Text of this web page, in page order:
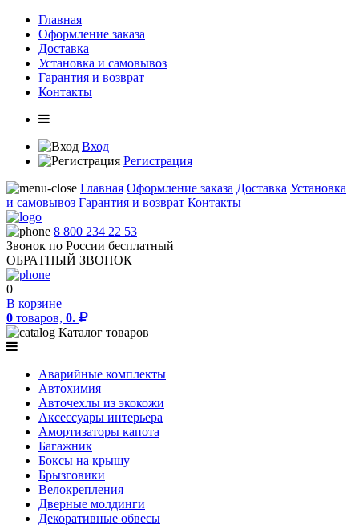
Главная
Оформление заказа
Доставка
Установка и самовывоз
Гарантия и возврат
Контакты
Вход
Регистрация
Главная Оформление заказа Доставка Установка
и самовывоз Гарантия и возврат Контакты
8 800 234 22 53
Звонок по России бесплатный
ОБРАТНЫЙ ЗВОНОК
0
В корзине
0 товаров, 0.
Каталог товаров
Аварийные комплекты
Автохимия
Авточехлы из экокожи
Аксессуары интерьера
Амортизаторы капота
Багажник
Боксы на крышу
Брызговики
Велокрепления
Дверные молдинги
Декоративные обвесы